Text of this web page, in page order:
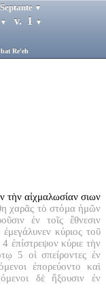
Septante ▼
▼ v. 1 ▼
Re'eh
τὴν αἰχμαλωσίαν σιων
χαρᾶς τὸ στόμα ἡμῶν
ἐν τοῖς ἔθνεσιν
ἐμεγάλυνεν κύριος τοῦ
4 ἐπίστρεψον κύριε τὴν
5 οἱ σπείροντες ἐν
ἐπορεύοντο καὶ
δὲ ἥξουσιν ἐν